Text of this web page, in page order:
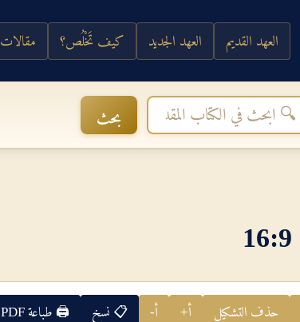
العهد القديم العهد الجديد كيف تَخْلُص؟ مقالات
بحث
حذف التشكيل أ+ أ- 📋 نسخ 🖨 طباعة PDF